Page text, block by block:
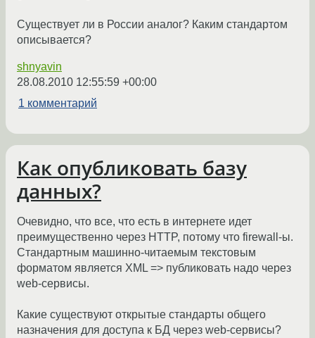
Существует ли в России аналог? Каким стандартом
описывается?
shnyavin
28.08.2010 12:55:59 +00:00
1 комментарий
Как опубликовать базу
данных?
Очевидно, что все, что есть в интернете идет
преимущественно через HTTP, потому что firewall-ы.
Стандартным машинно-читаемым текстовым
форматом является XML => публиковать надо через
web-сервисы.
Какие существуют открытые стандарты общего
назначения для доступа к БД через web-сервисы?